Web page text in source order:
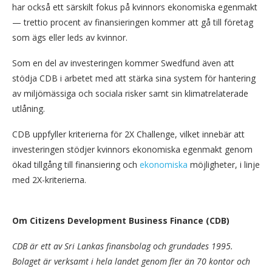
har också ett särskilt fokus på kvinnors ekonomiska egenmakt
— trettio procent av finansieringen kommer att gå till företag
som ägs eller leds av kvinnor.
Som en del av investeringen kommer Swedfund även att
stödja CDB i arbetet med att stärka sina system för hantering
av miljömässiga och sociala risker samt sin klimatrelaterade
utlåning.
CDB uppfyller kriterierna för 2X Challenge, vilket innebär att
investeringen stödjer kvinnors ekonomiska egenmakt genom
ökad tillgång till finansiering och ekonomiska möjligheter, i linje
med 2X-kriterierna.
Om Citizens Development Business Finance (CDB)
CDB är ett av Sri Lankas finansbolag och grundades 1995.
Bolaget är verksamt i hela landet genom fler än 70 kontor och